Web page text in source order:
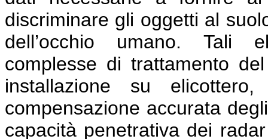
discriminare gli oggetti al
dell’occhio umano. Tali
complesse di trattamento
installazione su
compensazione accurata
capacità penetrativa dei